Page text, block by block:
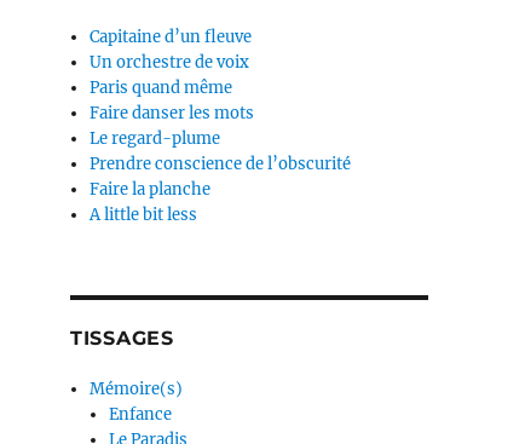
Capitaine d’un fleuve
Un orchestre de voix
Paris quand même
Faire danser les mots
Le regard-plume
Prendre conscience de l’obscurité
Faire la planche
A little bit less
TISSAGES
Mémoire(s)
Enfance
Le Paradis